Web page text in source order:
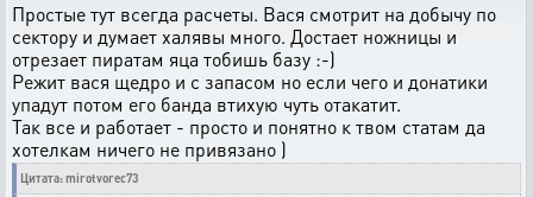
Простые тут всегда расчеты. Вася смотрит на добычу по
сектору и думает халявы много. Достает ножницы и
отрезает пиратам яца тобишь базу :-)
Режит вася щедро и с запасом но если чего и донатики
упадут потом его банда втихую чуть отакатит.
Так все и работает - просто и понятно к твом статам да
хотелкам ничего не привязано )
Цитата: mirotvorec73